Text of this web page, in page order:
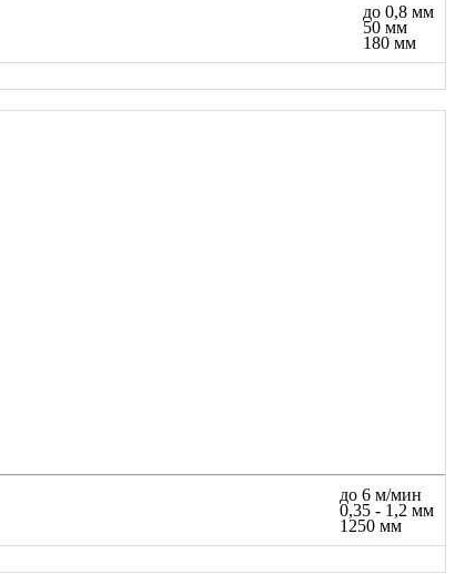
до 0,8 мм
50 мм
180 мм
до 6 м/мин
0,35 - 1,2 мм
1250 мм